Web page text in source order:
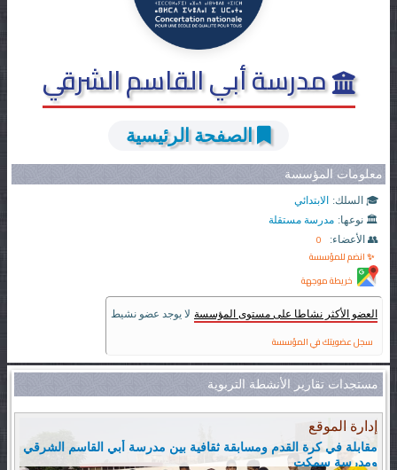
مدرسة أبي القاسم الشرقي
الصفحة الرئيسية
معلومات المؤسسة
🎓 السلك: الابتدائي
🏛️ نوعها: مدرسة مستقلة
👥 الأعضاء:
0
✨ انضم للمؤسسة
خريطة موجهة
العضو الأكثر نشاطا على مستوى المؤسسة لا يوجد عضو نشيط
سجل عضويتك في المؤسسة
مستجدات تقارير الأنشطة التربوية
إدارة الموقع
مقابلة في كرة القدم ومسابقة ثقافية بين مدرسة أبي القاسم الشرقي
ومدرسة سمكت